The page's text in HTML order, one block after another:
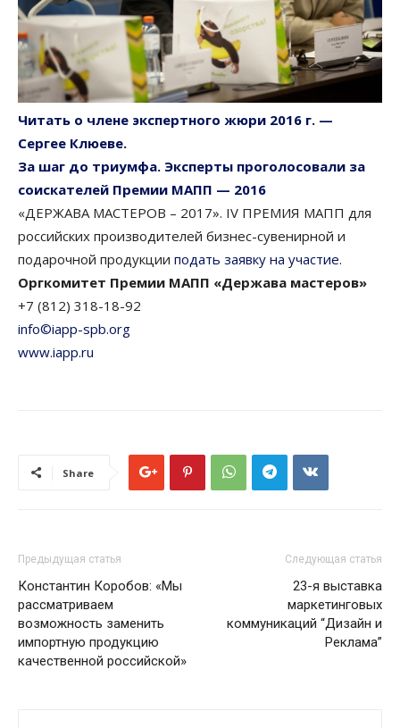
Читать о члене экспертного жюри 2016 г. —
Сергее Клюеве.
За шаг до триумфа. Эксперты проголосовали за
соискателей Премии МАПП — 2016
«ДЕРЖАВА МАСТЕРОВ – 2017». IV ПРЕМИЯ МАПП для
российских производителей бизнес-сувенирной и
подарочной продукции подать заявку на участие.
Оргкомитет Премии МАПП «Держава мастеров»
+7 (812) 318-18-92
info©iapp-spb.org
www.iapp.ru
Share
Предыдущая статья
Константин Коробов: «Мы
рассматриваем
возможность заменить
импортную продукцию
качественной российской»
Следующая статья
23-я выставка
маркетинговых
коммуникаций “Дизайн и
Реклама”